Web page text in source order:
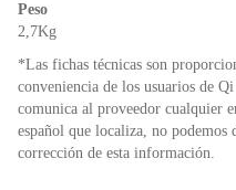
Peso
2,7Kg
*Las fichas técnicas son
conveniencia de los usuarios de
comunica al proveedor cualquier
español que localiza, no
corrección de esta información.